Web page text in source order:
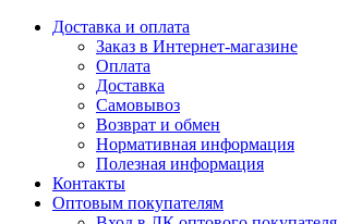
Доставка и оплата
Заказ в Интернет-магазине
Оплата
Доставка
Самовывоз
Возврат и обмен
Нормативная информация
Полезная информация
Контакты
Оптовым покупателям